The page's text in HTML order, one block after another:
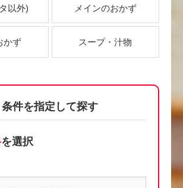
以外) メインのおかず
かず スープ・汁物
条件を指定して探す
を選択